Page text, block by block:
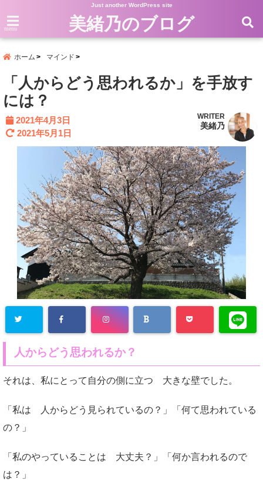
Just another WordPress site
menu 美緒乃のブログ
ホーム マインド
「人からどう思われるか」を手放す
には？
2021年4月3日
2021年5月1日
WRITER
美緒乃
人からどう思われるか？
それは、私にとって自分の側に立つ 大きな壁でした。
「私は 人からどう見られているの？」「何て思われている
の？」
「私のやっていることは 大丈夫？」「何か言われるので
は？」